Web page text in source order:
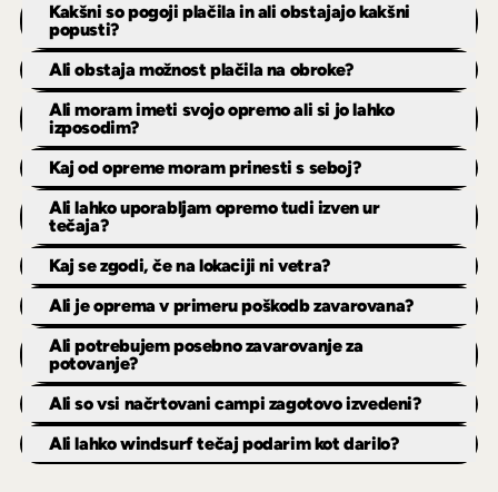
Kakšni so pogoji plačila in ali obstajajo kakšni
popusti?
Ali obstaja možnost plačila na obroke?
Ali moram imeti svojo opremo ali si jo lahko
izposodim?
Kaj od opreme moram prinesti s seboj?
Ali lahko uporabljam opremo tudi izven ur
tečaja?
Kaj se zgodi, če na lokaciji ni vetra?
Ali je oprema v primeru poškodb zavarovana?
Ali potrebujem posebno zavarovanje za
potovanje?
Ali so vsi načrtovani campi zagotovo izvedeni?
Ali lahko windsurf tečaj podarim kot darilo?